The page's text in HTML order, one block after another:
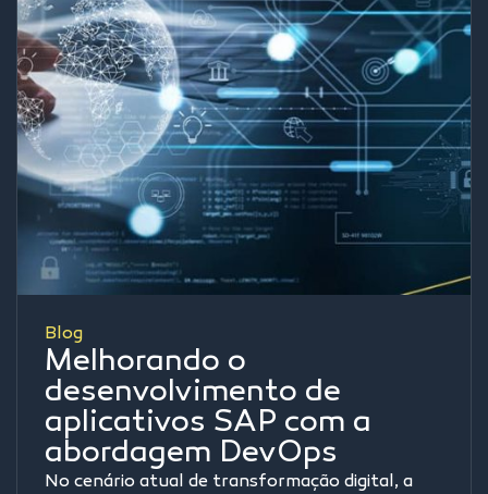
Blog
Melhorando o
desenvolvimento de
aplicativos SAP com a
abordagem DevOps
No cenário atual de transformação digital, a